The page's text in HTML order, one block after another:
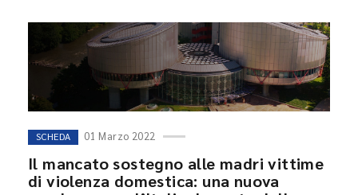
SCHEDA 01 Marzo 2022
Il mancato sostegno alle madri vittime
di violenza domestica: una nuova